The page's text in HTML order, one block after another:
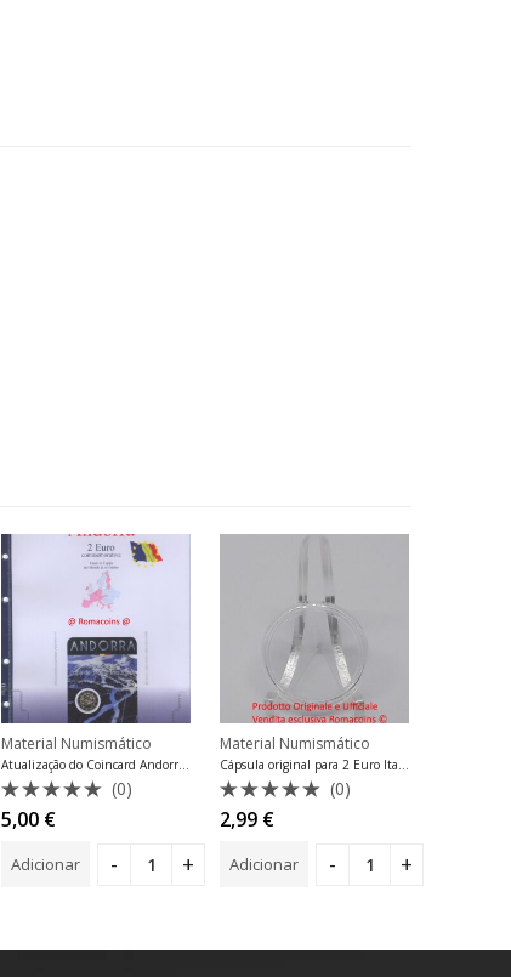
Material Numismático
Atualização do Coincard Andorra 2019 Número 1
Avaliação
0
5
(0)
5,00 €
Adicionar
Material Numismático
Cápsula original para 2 Euro Italy Proof Exclusive Romacoins
Avaliação
0
5
(0)
2,99 €
Adicionar